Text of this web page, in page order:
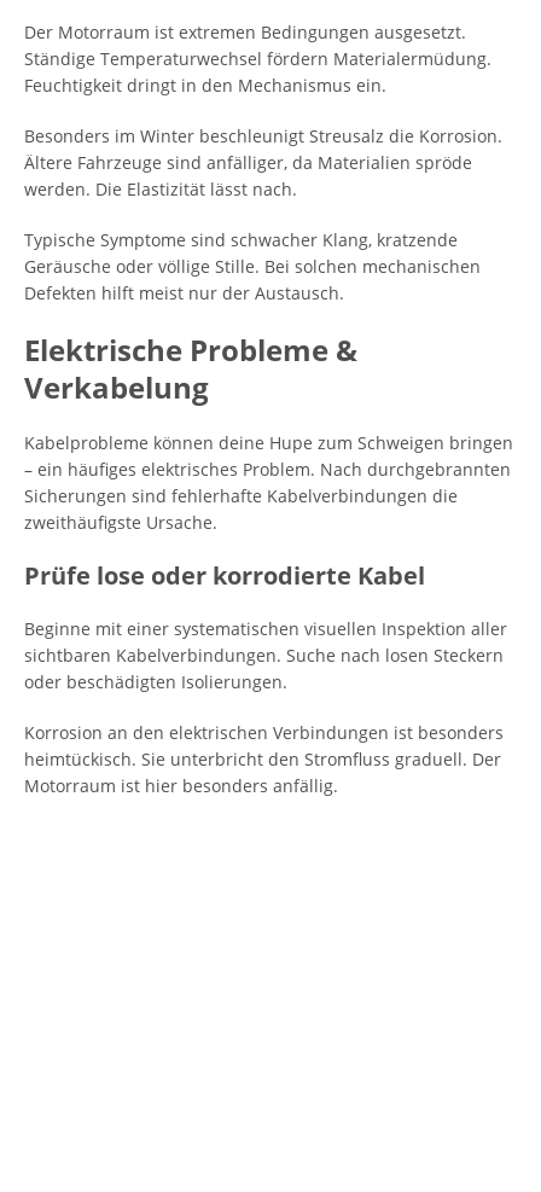
Der Motorraum ist extremen Bedingungen ausgesetzt.
Ständige Temperaturwechsel fördern Materialermüdung.
Feuchtigkeit dringt in den Mechanismus ein.
Besonders im Winter beschleunigt Streusalz die Korrosion.
Ältere Fahrzeuge sind anfälliger, da Materialien spröde
werden. Die Elastizität lässt nach.
Typische Symptome sind schwacher Klang, kratzende
Geräusche oder völlige Stille. Bei solchen mechanischen
Defekten hilft meist nur der Austausch.
Elektrische Probleme &
Verkabelung
Kabelprobleme können deine Hupe zum Schweigen bringen
– ein häufiges elektrisches Problem. Nach durchgebrannten
Sicherungen sind fehlerhafte Kabelverbindungen die
zweithäufigste Ursache.
Prüfe lose oder korrodierte Kabel
Beginne mit einer systematischen visuellen Inspektion aller
sichtbaren Kabelverbindungen. Suche nach losen Steckern
oder beschädigten Isolierungen.
Korrosion an den elektrischen Verbindungen ist besonders
heimtückisch. Sie unterbricht den Stromfluss graduell. Der
Motorraum ist hier besonders anfällig.